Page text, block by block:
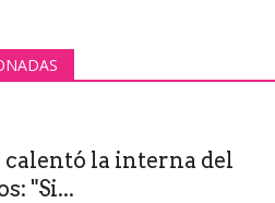
la interna del
"Si...